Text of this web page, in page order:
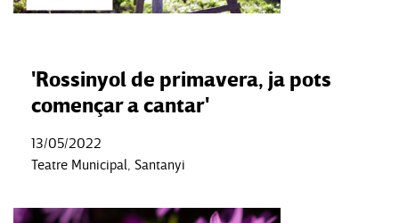
'Rossinyol de primavera, ja pots
començar a cantar'
13/05/2022
Teatre Municipal, Santanyi